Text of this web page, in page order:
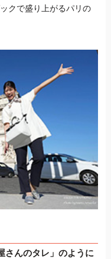
クで盛り上がるパリの
さんのタレ」のように